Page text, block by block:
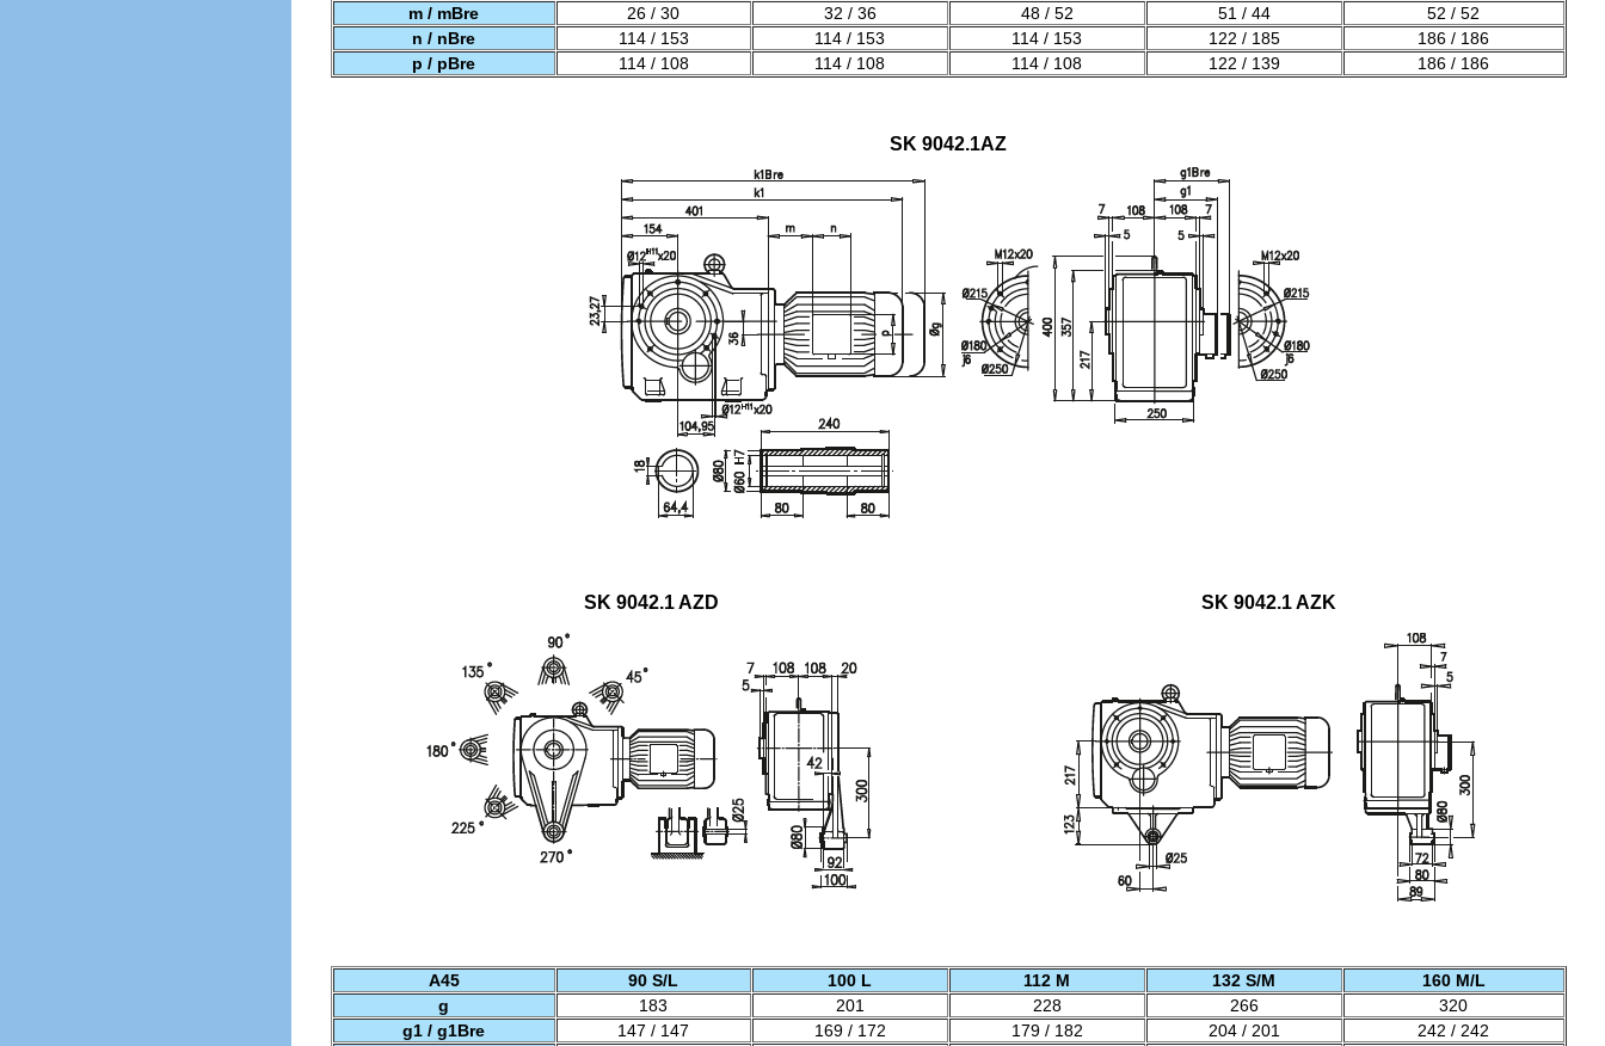
m / mBre
26 / 30 32 / 36 48 / 52 51 / 44
52 / 52
n / nBre
114 / 153 114 / 153 114 / 153 122 / 185
186 / 186
p / pBre
114 / 108 114 / 108 114 / 108 122 / 139 186 / 186
SK 9042.1AZ
SK 9042.1 AZD SK 9042.1 AZK
A45 90 S/L 100 L 112 M 132 S/M
160 M/L
g
183 201 228 266
320
g1 / g1Bre
147 / 147 169 / 172 179 / 182 204 / 201 242 / 242